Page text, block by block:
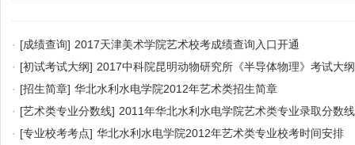
· [成绩查询] 2017天津美术学院艺术校考成绩查询入口开通
· [初试考试大纲] 2017中科院昆明动物研究所《半导体物理》考试大纲
· [招生简章] 华北水利水电学院2012年艺术类招生简章
· [艺术类专业分数线] 2011年华北水利水电学院艺术类专业录取分数线
· [专业校考考点] 华北水利水电学院2012年艺术类专业校考时间安排